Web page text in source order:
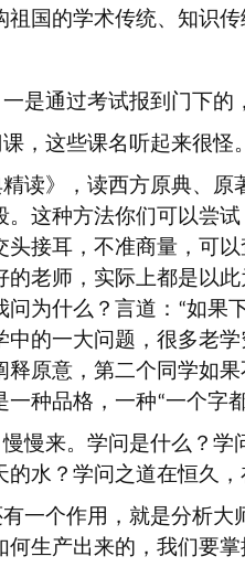
祖国的学术传统、知识
是通过考试报到门下的
，这些课名听起来很怪。
读》，读西方原典、
。这种方法你们可以尝
头接耳，不准商量，可
的老师，实际上都是以
为什么？言道： “如果
中的一大问题，很多老
释原意，第二个同学如
一种品格，一种“一个字
慢来。学问是什么？
的水？学问之道在恒久
一个作用，就是分析
生产出来的，我们要掌